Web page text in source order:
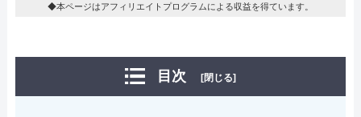
◆本ページはアフィリエイトプログラムによる収益を得ています。
目次 [閉じる]